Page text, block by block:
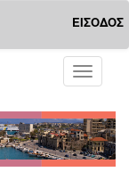
ΕΙΣΟΔΟΣ
Toggle